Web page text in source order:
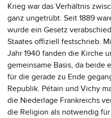
Krieg war das Verhältnis
ganz ungetrübt. Seit 1889
wurde ein Gesetz
Staates offiziell festschrieb.
Jahr 1940 fanden die Kirche
gemeinsame Basis, da beide
für die gerade zu Ende
Republik. Pétain und Vichy
die Niederlage Frankreichs
die Religion als notwendig